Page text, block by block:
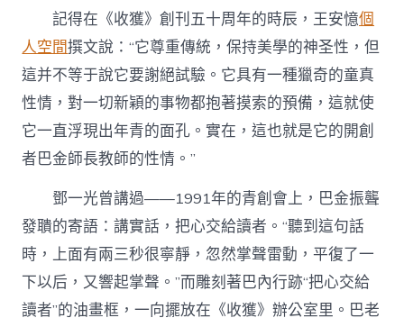
記得在《收獲》創刊五十周年的時辰，王安憶個
人空間撰文說：“它尊重傳統，保持美學的神圣性，但
這并不等于說它要謝絕試驗。它具有一種獵奇的童真
性情，對一切新穎的事物都抱著摸索的預備，這就使
它一直浮現出年青的面孔。實在，這也就是它的開創
者巴金師長教師的性情。”
鄧一光曾講過——1991年的青創會上，巴金振聾
發聵的寄語：講實話，把心交給讀者。“聽到這句話
時，上面有兩三秒很寧靜，忽然掌聲雷動，平復了一
下以后，又響起掌聲。”而雕刻著巴內行跡“把心交給
讀者”的油畫框，一向擺放在《收獲》辦公室里。巴老